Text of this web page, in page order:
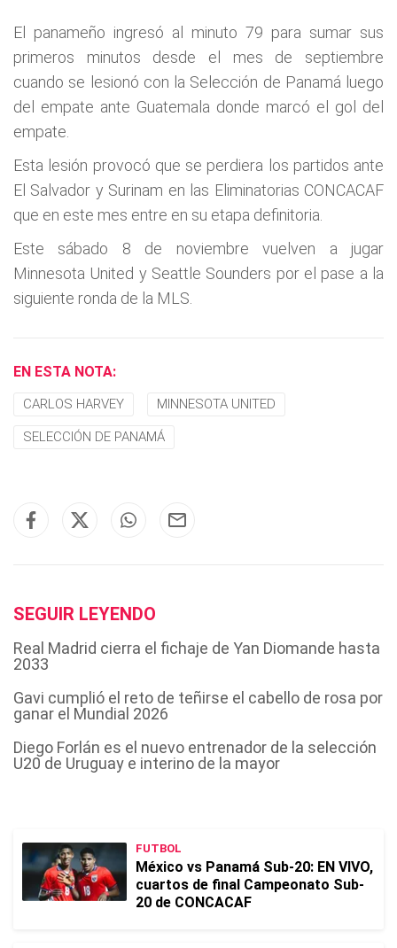
El panameño ingresó al minuto 79 para sumar sus
primeros minutos desde el mes de septiembre
cuando se lesionó con la Selección de Panamá luego
del empate ante Guatemala donde marcó el gol del
empate.
Esta lesión provocó que se perdiera los partidos ante
El Salvador y Surinam en las Eliminatorias CONCACAF
que en este mes entre en su etapa definitoria.
Este sábado 8 de noviembre vuelven a jugar
Minnesota United y Seattle Sounders por el pase a la
siguiente ronda de la MLS.
EN ESTA NOTA:
CARLOS HARVEY MINNESOTA UNITED
SELECCIÓN DE PANAMÁ
SEGUIR LEYENDO
Real Madrid cierra el fichaje de Yan Diomande hasta
2033
Gavi cumplió el reto de teñirse el cabello de rosa por
ganar el Mundial 2026
Diego Forlán es el nuevo entrenador de la selección
U20 de Uruguay e interino de la mayor
FUTBOL
México vs Panamá Sub-20: EN VIVO,
cuartos de final Campeonato Sub-
20 de CONCACAF